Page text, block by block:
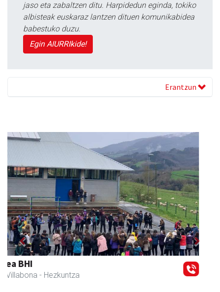
jaso eta zabaltzen ditu. Harpidedun eginda, tokiko
albisteak euskaraz lantzen dituen komunikabidea
babestuko duzu.
Egin AIURRIkide!
Erantzun
Amane
Amasa-Villabona - Arropa-dendak
Previous Next